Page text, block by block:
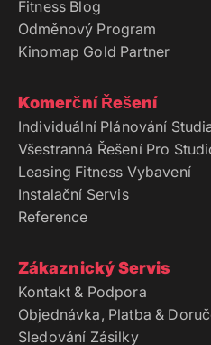
Fitness Blog
Odměnový Program
Kinomap Gold Partner
Komerční Řešení
Individuální Plánování
Všestranná Řešení Pro
Leasing Fitness Vybavení
Instalační Servis
Reference
Zákaznický Servis
Kontakt & Podpora
Objednávka, Platba &
Sledování Zásilky